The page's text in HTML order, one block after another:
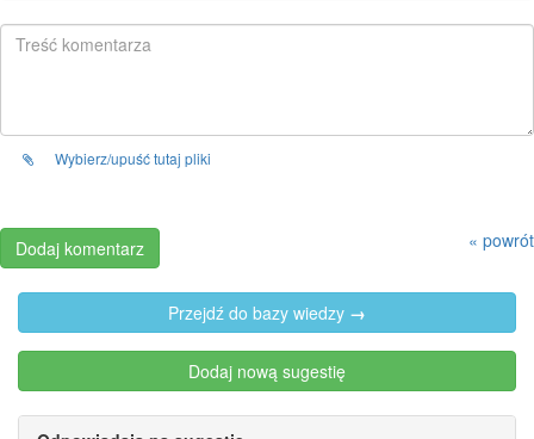
Wybierz/upuść tutaj pliki
« powrót
Przejdź do bazy wiedzy →
Dodaj nową sugestię